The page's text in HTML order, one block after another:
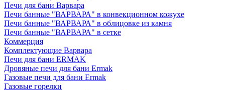
Печи для бани Варвара
Печи банные "ВАРВАРА" в конвекционном кожухе
Печи банные "ВАРВАРА" в облицовке из камня
Печи банные "ВАРВАРА" в сетке
Коммерция
Комплектующие Варвара
Печи для бани ERMAK
Дровяные печи для бани Ermak
Газовые печи для бани Ermak
Газовые горелки